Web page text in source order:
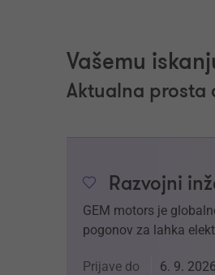
Vašemu
Aktualna prosta
Razvojni
GEM motors je
pogonov za lahka
Prijave do 6. 9. 2026